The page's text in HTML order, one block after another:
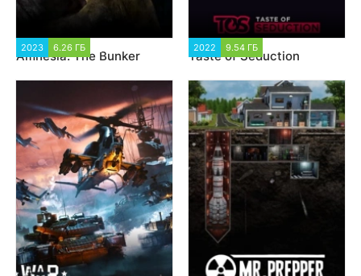
2023 6.26 ГБ
Amnesia: The Bunker
2022 9.54 ГБ
Taste of Seduction